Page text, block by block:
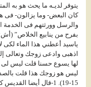
يتوفر لديـه ما يحث هو به
كان البعض- وما يزالون- فى
والرسل وورثتهم فى الخدمة
ياسيد أعطني هذا الماء لكى
اذهبى وادعى زوجك وتعالى
لها يسوع حسنا قلت ليس لى
15-19). 1-قال أيضا